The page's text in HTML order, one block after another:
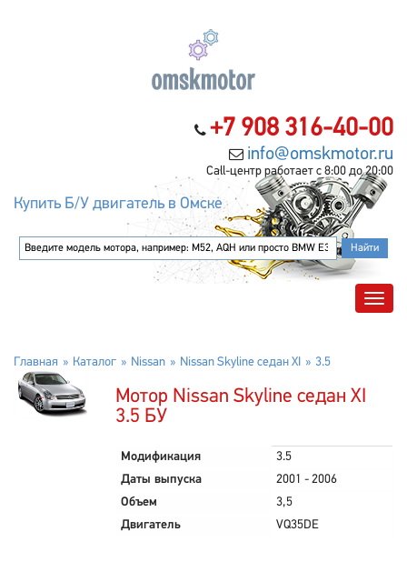
+7 908 316-40-00
info@omskmotor.ru
Call-центр работает с 8:00 до 20:00
Купить Б/У двигатель в Омске
Главная Каталог Nissan Nissan Skyline седан XI 3.5
Мотор Nissan Skyline седан XI
3.5 БУ
Модификация
3.5
Даты выпуска
2001 - 2006
Объем
3,5
Двигатель
VQ35DE